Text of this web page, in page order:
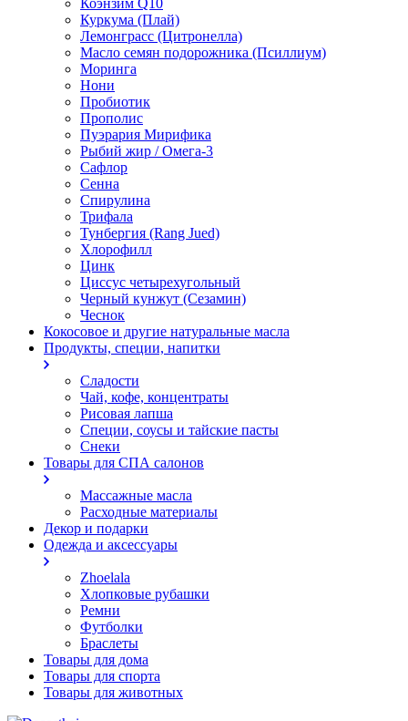
Коэнзим Q10
Куркума (Плай)
Лемонграсс (Цитронелла)
Масло семян подорожника (Псиллиум)
Моринга
Нони
Пробиотик
Прополис
Пуэрария Мирифика
Рыбий жир / Омега-3
Сафлор
Сенна
Спирулина
Трифала
Тунбергия (Rang Jued)
Хлорофилл
Цинк
Циссус четырехугольный
Черный кунжут (Сезамин)
Чеснок
Кокосовое и другие натуральные масла
Продукты, специи, напитки
Сладости
Чай, кофе, концентраты
Рисовая лапша
Специи, соусы и тайские пасты
Снеки
Товары для СПА салонов
Массажные масла
Расходные материалы
Декор и подарки
Одежда и аксессуары
Zhoelala
Хлопковые рубашки
Ремни
Футболки
Браслеты
Товары для дома
Товары для спорта
Товары для животных